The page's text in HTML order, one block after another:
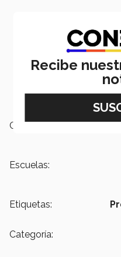
Campus:
Escuelas:
Etiquetas:
Categoría:
Recibe